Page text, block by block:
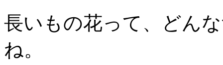
長いもの花って、どん
ね。